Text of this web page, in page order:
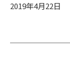
2019年4月22日